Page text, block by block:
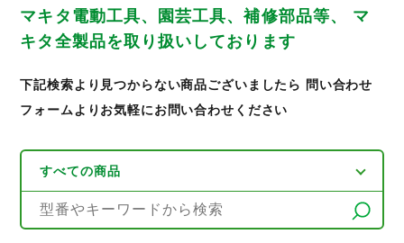
マキタ電動工具、園芸工具、補修部品等、
マ
キタ全製品を取り扱いしております
下記検索より見つからない商品ございましたら 問い合わせ
フォームよりお気軽にお問い合わせください